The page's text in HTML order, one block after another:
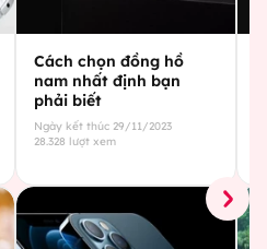
Cách chọn đồng hồ
nam nhất định bạn
phải biết
Ngày kết thúc 29/11/2023
28.328 lượt xem